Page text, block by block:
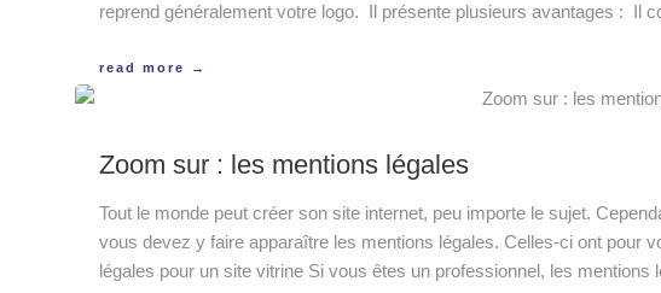
reprend généralement votre logo. Il présente plusieurs avantages : Il
read more →
Zoom sur : les mentions légales
Tout le monde peut créer son site internet, peu importe le sujet.
vous devez y faire apparaître les mentions légales. Celles-ci ont pour
légales pour un site vitrine Si vous êtes un professionnel, les mentions